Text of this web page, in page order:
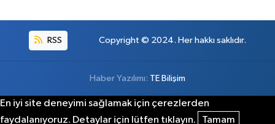
RSS Copyright © 2024. Her hakkı saklıdır.
Haber Yazılımı: TE Bilişim
En iyi site deneyimi sağlamak için çerezlerden
faydalanıyoruz. Detaylar için lütfen tıklayın.
Tamam